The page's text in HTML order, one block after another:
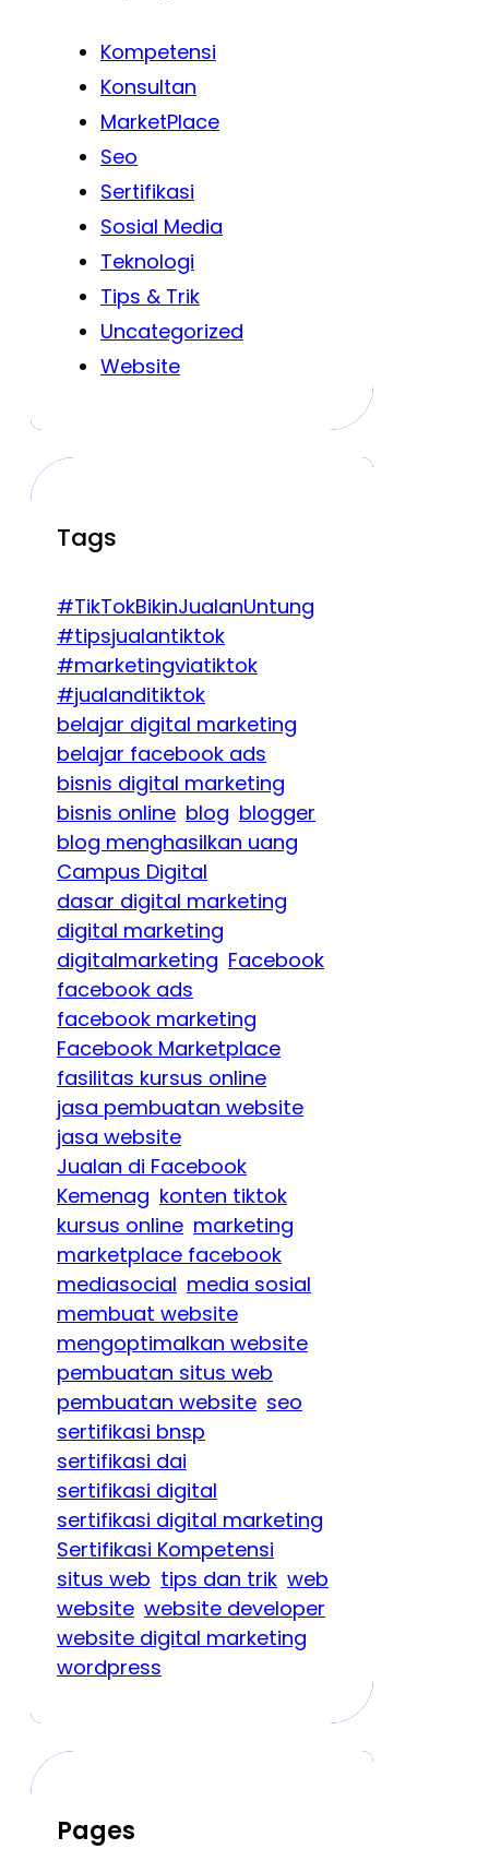
Kompetensi
Konsultan
MarketPlace
Seo
Sertifikasi
Sosial Media
Teknologi
Tips & Trik
Uncategorized
Website
Tags
#TikTokBikinJualanUntung
#tipsjualantiktok
#marketingviatiktok
#jualanditiktok
belajar digital marketing
belajar facebook ads
bisnis digital marketing
bisnis online blog blogger
blog menghasilkan uang
Campus Digital
dasar digital marketing
digital marketing
digitalmarketing Facebook
facebook ads
facebook marketing
Facebook Marketplace
fasilitas kursus online
jasa pembuatan website
jasa website
Jualan di Facebook
Kemenag konten tiktok
kursus online marketing
marketplace facebook
mediasocial media sosial
membuat website
mengoptimalkan website
pembuatan situs web
pembuatan website seo
sertifikasi bnsp
sertifikasi dai
sertifikasi digital
sertifikasi digital marketing
Sertifikasi Kompetensi
situs web tips dan trik web
website website developer
website digital marketing
wordpress
Pages